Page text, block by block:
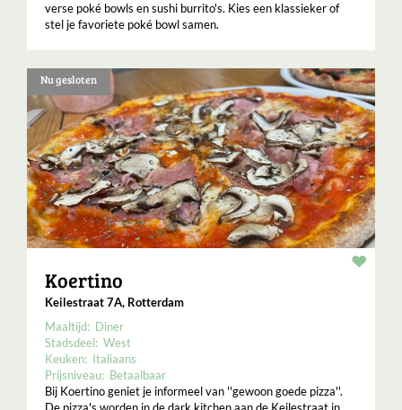
verse poké bowls en sushi burrito's. Kies een klassieker of
stel je favoriete poké bowl samen.
Nu gesloten
Koertino
Keilestraat 7A, Rotterdam
Maaltijd: Diner
Stadsdeel: West
Keuken: Italiaans
Prijsniveau: Betaalbaar
Bij Koertino geniet je informeel van ''gewoon goede pizza''.